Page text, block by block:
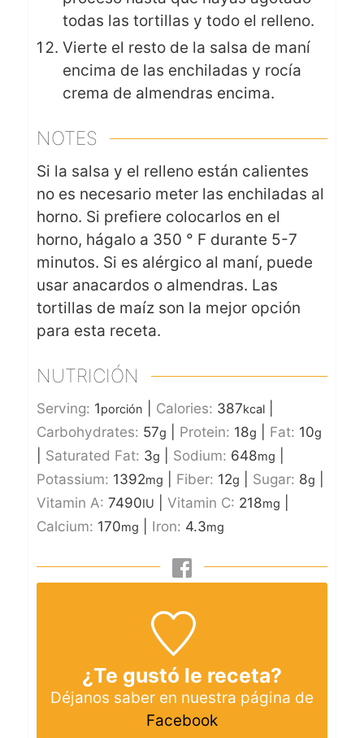
todas las tortillas y todo el relleno.
Vierte el resto de la salsa de maní
encima de las enchiladas y rocía
crema de almendras encima.
NOTES
Si la salsa y el relleno están calientes
no es necesario meter las enchiladas al
horno. Si prefiere colocarlos en el
horno, hágalo a 350 ° F durante 5-7
minutos. Si es alérgico al maní, puede
usar anacardos o almendras. Las
tortillas de maíz son la mejor opción
para esta receta.
NUTRICIÓN
Serving: 1porción Calories: 387kcal|
Carbohydrates: 57g Protein: 18g Fat: 10g
Saturated Fat: 3g Sodium: 648mg
Potassium: 1392mg Fiber: 12g Sugar: 8g
Vitamin A: 7490IU Vitamin C: 218mg
Calcium: 170mg Iron: 4.3mg
¿Te gustó le receta?
Déjanos saber en nuestra página de
Facebook